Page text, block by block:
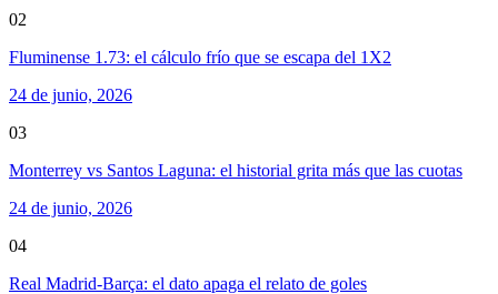
02
Fluminense 1.73: el cálculo frío que se escapa del 1X2
24 de junio, 2026
03
Monterrey vs Santos Laguna: el historial grita más que las cuotas
24 de junio, 2026
04
Real Madrid-Barça: el dato apaga el relato de goles